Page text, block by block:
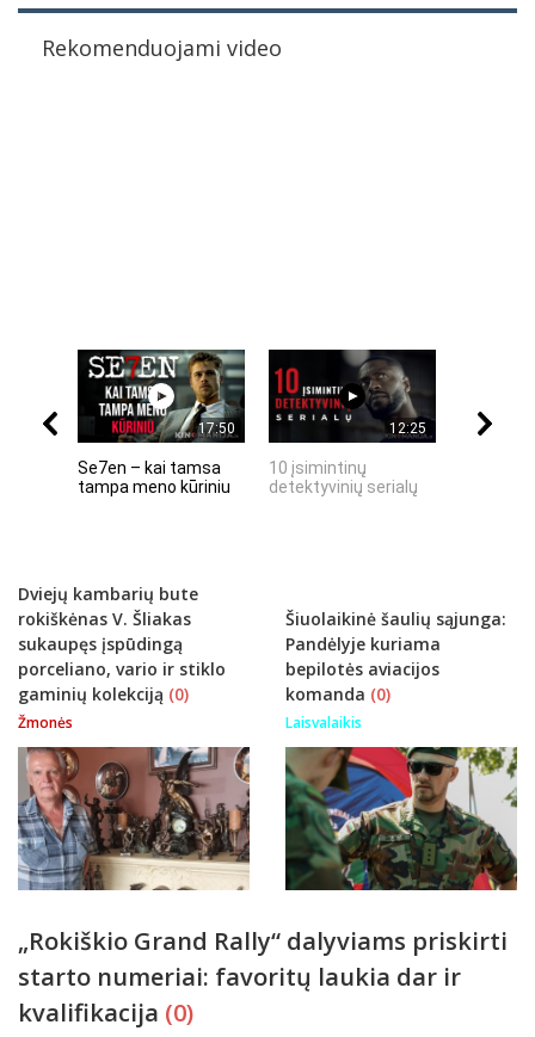
Rekomenduojami video
17:50
Se7en – kai tamsa
tampa meno kūriniu
12:25
10 įsimintinų
detektyvinių serialų
Dviejų kambarių bute
rokiškėnas V. Šliakas
sukaupęs įspūdingą
porceliano, vario ir stiklo
gaminių kolekciją (0)
Žmonės
Šiuolaikinė šaulių sąjunga:
Pandėlyje kuriama
bepilotės aviacijos
komanda (0)
Laisvalaikis
„Rokiškio Grand Rally“ dalyviams priskirti
starto numeriai: favoritų laukia dar ir
kvalifikacija (0)